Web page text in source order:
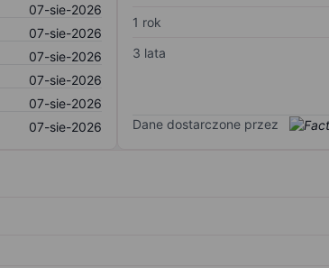
07-sie-2026
07-sie-2026
07-sie-2026
07-sie-2026
07-sie-2026
07-sie-2026
1 rok
3 lata
Dane dostarczone przez